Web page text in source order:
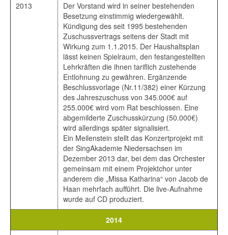
2013
Der Vorstand wird in seiner bestehenden
Besetzung einstimmig wiedergewählt.
Kündigung des seit 1995 bestehenden
Zuschussvertrags seitens der Stadt mit
Wirkung zum 1.1.2015. Der Haushaltsplan
lässt keinen Spielraum, den festangestellten
Lehrkräften die ihnen tariflich zustehende
Entlohnung zu gewähren. Ergänzende
Beschlussvorlage (Nr.11/382) einer Kürzung
des Jahreszuschuss von 345.000€ auf
255.000€ wird vom Rat beschlossen. Eine
abgemilderte Zuschusskürzung (50.000€)
wird allerdings später signalisiert.
Ein Meilenstein stellt das Konzertprojekt mit
der SingAkademie Niedersachsen im
Dezember 2013 dar, bei dem das Orchester
gemeinsam mit einem Projektchor unter
anderem die „Missa Katharina“ von Jacob de
Haan mehrfach aufführt. Die live-Aufnahme
wurde auf CD produziert.
2014